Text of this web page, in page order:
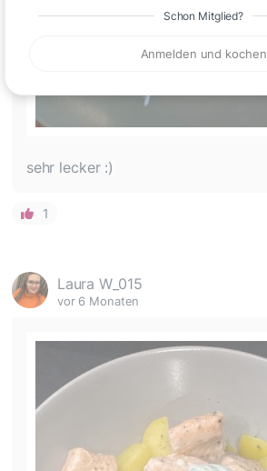
Schon Mitglied?
Anmelden und kochen
sehr lecker :)
1
Laura W_015
vor 6 Monaten